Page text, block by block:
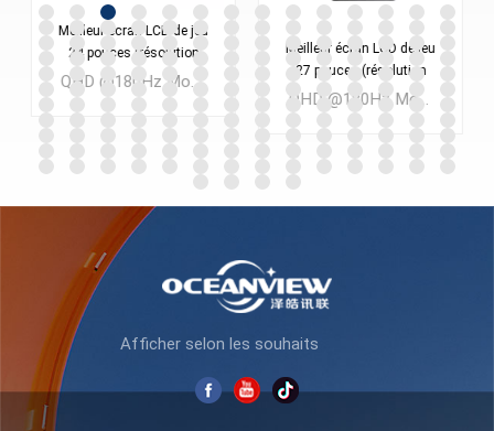
Meilleur écran LCD de jeu
24 pouces (résolution
2560 x 1440) pour PC
ES238Q180
QHD @180Hz Moniteur de jeu LCD FAST VA 24 pouces Quantité minimale de commande : 300 pièces
APPRENDRE
ENCORE PLUS
Meilleur écran LCD de jeu
27 pouces (résolution
2560 x 1440) pour PC
ES270Q180
QHD @180Hz Moniteur de jeu LCD FAST IPS 27 pouces Quantité minimale de commande : 300 pièces
APPRENDRE
Afficher selon les souhaits